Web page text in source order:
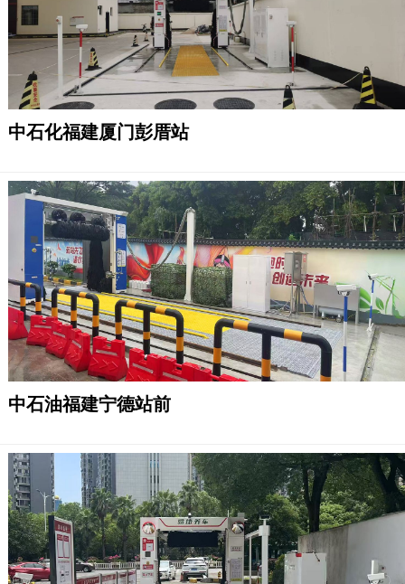
中石化福建厦门彭厝站
中石油福建宁德站前